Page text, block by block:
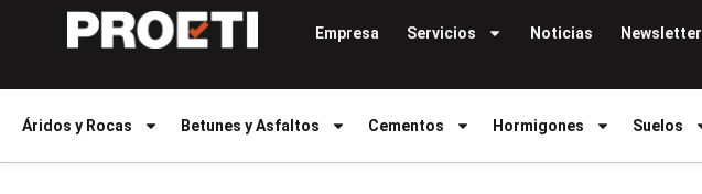
Empresa Servicios Noticias Newsletter
Áridos y Rocas Betunes y Asfaltos Cementos Hormigones Suelos